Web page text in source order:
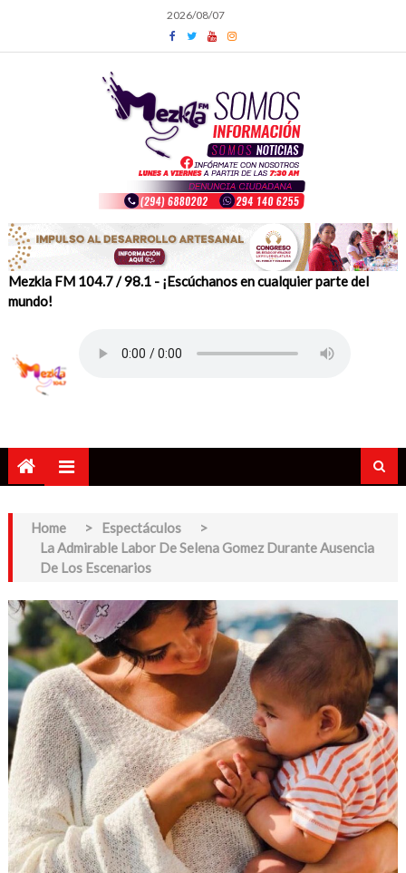
content
2026/08/07
Mezkla FM 104.7 / 98.1 - ¡Escúchanos en cualquier parte del
mundo!
Home > Espectáculos
>
La Admirable Labor De Selena Gomez Durante Ausencia
De Los Escenarios